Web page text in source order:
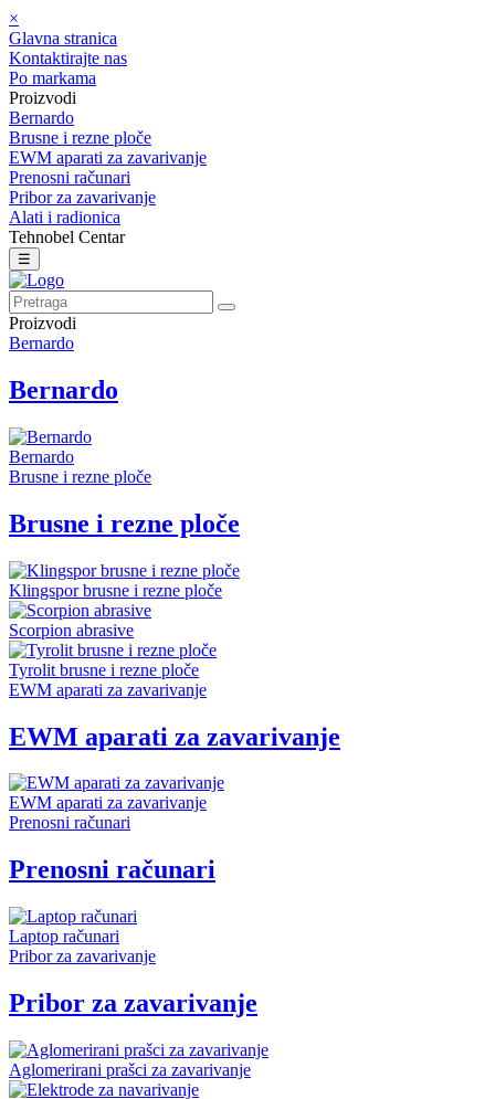
×
Glavna stranica
Kontaktirajte nas
Po markama
Proizvodi
Bernardo
Brusne i rezne ploče
EWM aparati za zavarivanje
Prenosni računari
Pribor za zavarivanje
Alati i radionica
Tehnobel Centar
☰
Proizvodi
Bernardo
Bernardo
Bernardo
Brusne i rezne ploče
Brusne i rezne ploče
Klingspor brusne i rezne ploče
Scorpion abrasive
Tyrolit brusne i rezne ploče
EWM aparati za zavarivanje
EWM aparati za zavarivanje
EWM aparati za zavarivanje
Prenosni računari
Prenosni računari
Laptop računari
Pribor za zavarivanje
Pribor za zavarivanje
Aglomerirani prašci za zavarivanje